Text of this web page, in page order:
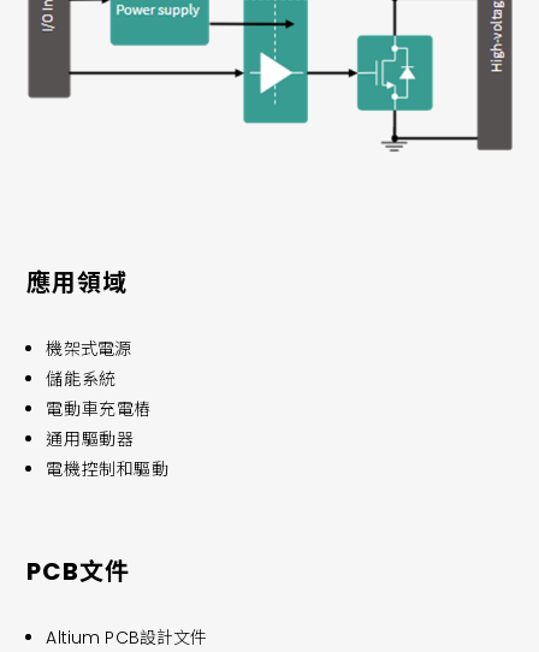
應用領域
機架式電源
儲能系統
電動車充電樁
通用驅動器
電機控制和驅動
PCB文件
Altium PCB設計文件